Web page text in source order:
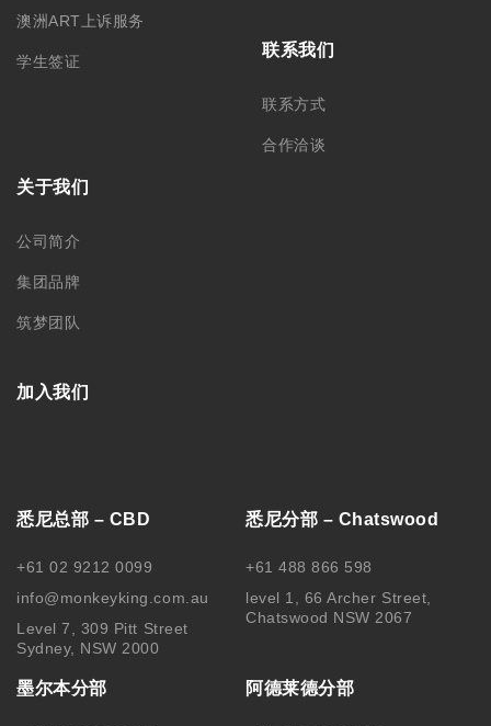
澳洲ART上诉服务
学生签证
联系我们
联系方式
合作洽谈
关于我们
公司简介
集团品牌
筑梦团队
加入我们
悉尼总部 – CBD
+61 02 9212 0099
info@monkeyking.com.au
Level 7, 309 Pitt Street
Sydney, NSW 2000
悉尼分部 – Chatswood
+61 488 866 598
level 1, 66 Archer Street,
Chatswood NSW 2067
墨尔本分部 阿德莱德分部